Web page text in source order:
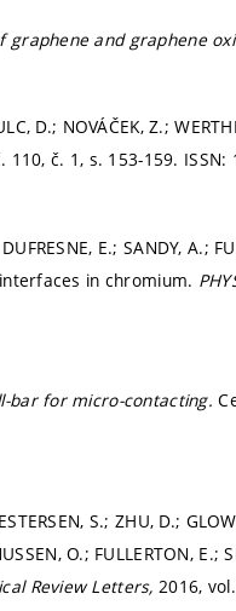
and graphene
D.; NOVÁČEK, Z.;
110, č. 1, s. 153-159. ISSN:
E.; SANDY, A.;
in chromium.
bar for micro-contacting.
S.; ZHU, D.;
O.; FULLERTON, E.;
Review Letters, 2016,